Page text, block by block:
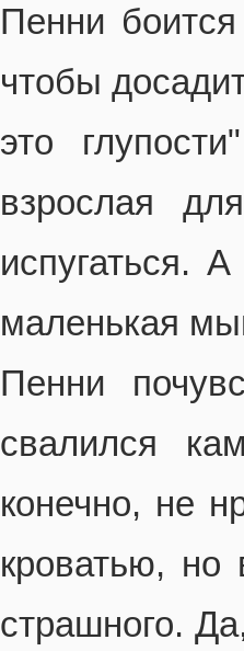
Пенни
чтобы
это
взрослая
испугаться.
маленькая
Пенни
свалился
конечно, не
кроватью, но
страшного.